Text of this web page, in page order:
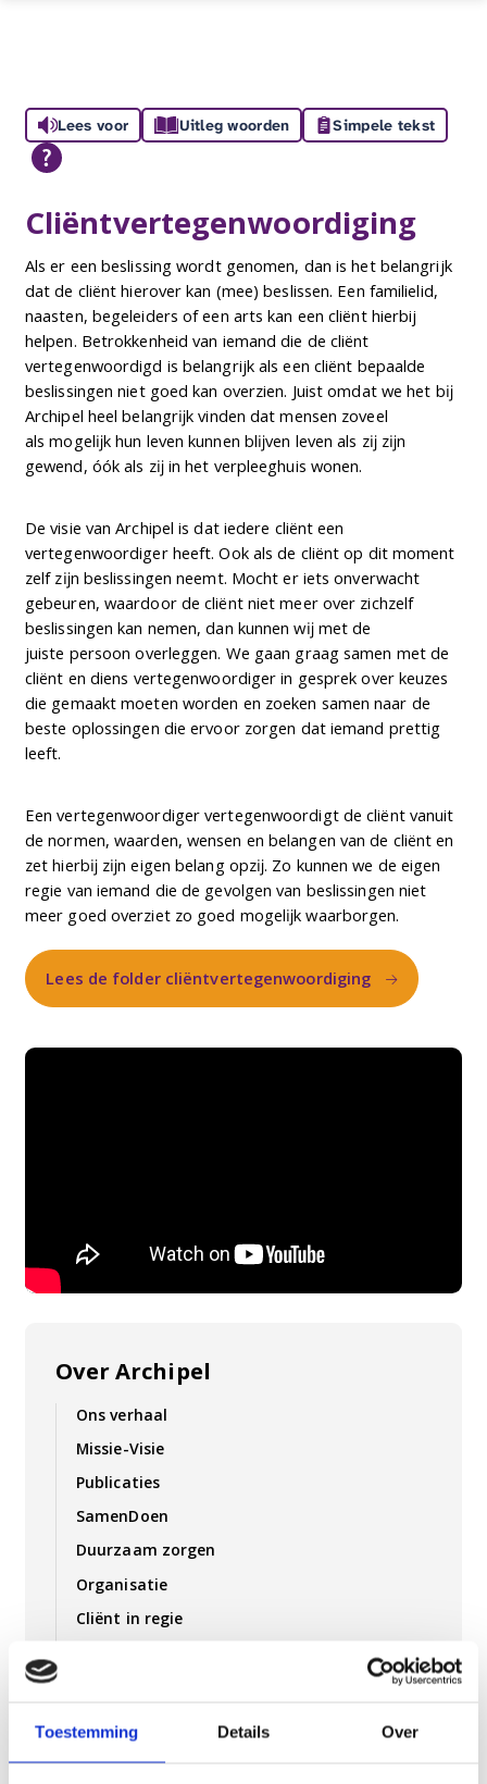
Toestemming Details Over
Over Archipel
Ons verhaal
Missie-Visie
Publicaties
SamenDoen
Duurzaam zorgen
Organisatie
Cliënt in regie
Lees voor Uitleg woorden Simpele tekst
Cliëntvertegenwoordiging
Als er een beslissing wordt genomen, dan is het belangrijk
dat de cliënt hierover kan (mee) beslissen. Een familielid,
naasten, begeleiders of een arts kan een cliënt hierbij
helpen. Betrokkenheid van iemand die de cliënt
vertegenwoordigd is belangrijk als een cliënt bepaalde
beslissingen niet goed kan overzien. Juist omdat we het bĳ
Archipel heel belangrĳk vinden dat mensen zoveel
als mogelĳk hun leven kunnen blĳven leven als zĳ zĳn
gewend, óók als zĳ in het verpleeghuis wonen.
De visie van Archipel is dat iedere cliënt een
vertegenwoordiger heeft. Ook als de cliënt op dit moment
zelf zĳn beslissingen neemt. Mocht er iets onverwacht
gebeuren, waardoor de cliënt niet meer over zichzelf
beslissingen kan nemen, dan kunnen wĳ met de
juiste persoon overleggen. We gaan graag samen met de
cliënt en diens vertegenwoordiger in gesprek over keuzes
die gemaakt moeten worden en zoeken samen naar de
beste oplossingen die ervoor zorgen dat iemand prettig
leeft.
Een vertegenwoordiger vertegenwoordigt de cliënt vanuit
de normen, waarden, wensen en belangen van de cliënt en
zet hierbĳ zĳn eigen belang opzĳ. Zo kunnen we de eigen
regie van iemand die de gevolgen van beslissingen niet
meer goed overziet zo goed mogelĳk waarborgen.
Lees de folder cliëntvertegenwoordiging